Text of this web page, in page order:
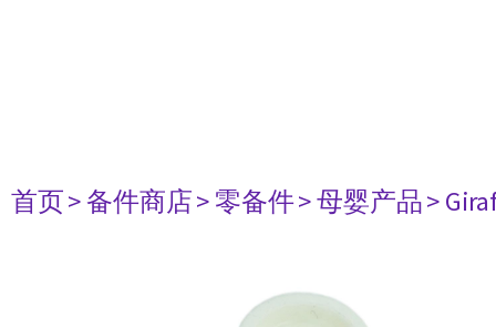
首页> 备件商店> 零备件> 母婴产品>